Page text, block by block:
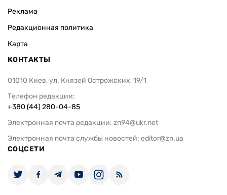
Реклама
Редакционная политика
Карта
КОНТАКТЫ
01010 Киев, ул. Князей Острожских, 19/1
Телефон редакции:
+380 (44) 280-04-85
Электронная почта редакции: zn94@ukr.net
Электронная почта службы новостей: editor@zn.ua
СОЦСЕТИ